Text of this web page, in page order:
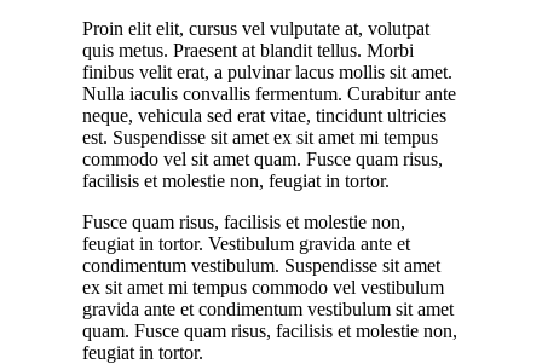
Proin elit elit, cursus vel vulputate at, volutpat
quis metus. Praesent at blandit tellus. Morbi
finibus velit erat, a pulvinar lacus mollis sit amet.
Nulla iaculis convallis fermentum. Curabitur ante
neque, vehicula sed erat vitae, tincidunt ultricies
est. Suspendisse sit amet ex sit amet mi tempus
commodo vel sit amet quam. Fusce quam risus,
facilisis et molestie non, feugiat in tortor.
Fusce quam risus, facilisis et molestie non,
feugiat in tortor. Vestibulum gravida ante et
condimentum vestibulum. Suspendisse sit amet
ex sit amet mi tempus commodo vel vestibulum
gravida ante et condimentum vestibulum sit amet
quam. Fusce quam risus, facilisis et molestie non,
feugiat in tortor.